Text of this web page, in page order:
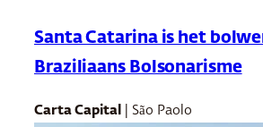
Santa Catarina is het
Braziliaans Bolsonarisme
Carta Capital | São Paolo